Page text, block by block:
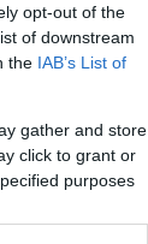
opt-out of the
of downstream
the IAB’s List of
gather and store
click to grant or
purposes